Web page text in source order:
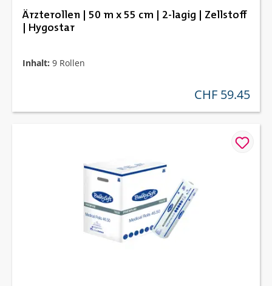
Durchschnittliche Bewertung von 5 von 5 Sternen
Ärzterollen | 50 m x 55 cm | 2-lagig | Zellstoff
| Hygostar
Inhalt: 9 Rollen
regulärer preis:
CHF 59.45